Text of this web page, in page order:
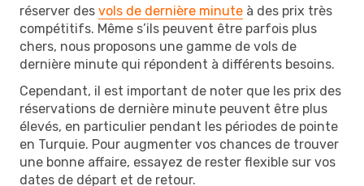
réserver des vols de dernière minute à des prix très
compétitifs. Même s’ils peuvent être parfois plus
chers, nous proposons une gamme de vols de
dernière minute qui répondent à différents besoins.
Cependant, il est important de noter que les prix des
réservations de dernière minute peuvent être plus
élevés, en particulier pendant les périodes de pointe
en Turquie. Pour augmenter vos chances de trouver
une bonne affaire, essayez de rester flexible sur vos
dates de départ et de retour.